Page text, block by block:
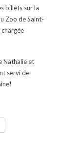
billets sur la
Zoo de Saint-
Nathalie et
servi de